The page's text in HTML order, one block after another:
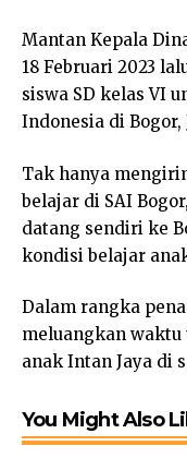
Mantan Kepala
18 Februari 2023
siswa SD kelas VI
Indonesia di Bogor,
Tak hanya
belajar di SAI
datang sendiri ke
kondisi belajar
Dalam rangka
meluangkan waktu
anak Intan Jaya di
You Might Also